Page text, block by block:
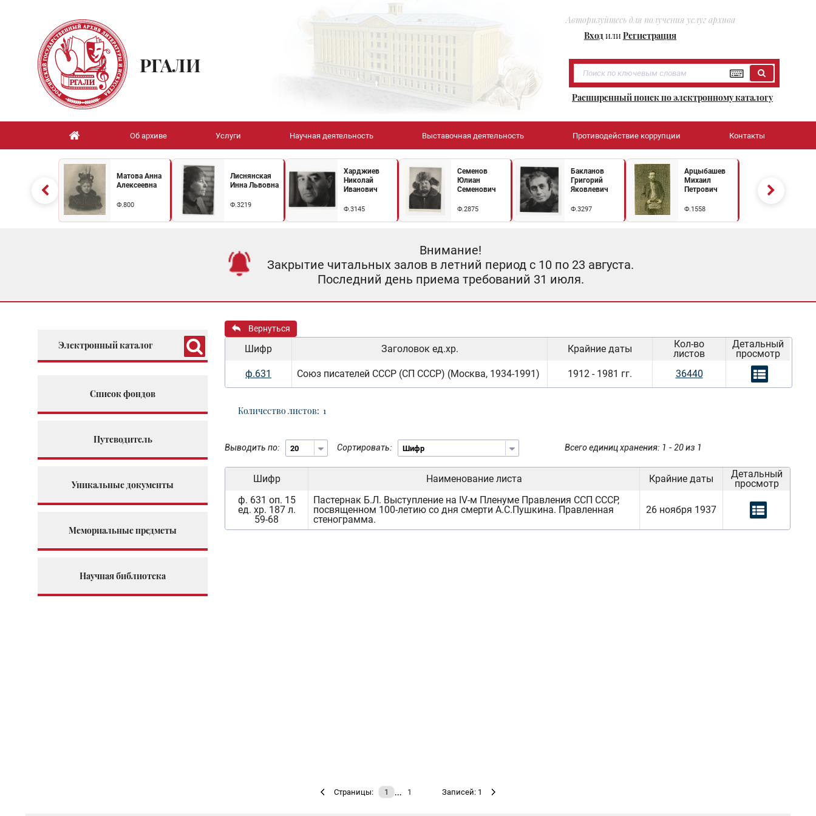
Авторизуйтесь для получения услуг архива
ВходилиРегистрация
РГАЛИ
Расширенный поиск по электронному каталогу
Об архиве Услуги Научная деятельность Выставочная деятельность Противодействие коррупции Контакты
Матова Анна
Алексеевна
Ф.800
Лиснянская
Инна Львовна
Ф.3219
Харджиев
Николай
Иванович
Ф.3145
Семенов
Юлиан
Семенович
Ф.2875
Бакланов
Григорий
Яковлевич
Ф.3297
Арцыбашев
Михаил
Петрович
Ф.1558
Внимание!
Закрытие читальных залов в летний период с 10 по 23 августа.
Последний день приема требований 31 июля.
Электронный каталог
Список фондов
Путеводитель
Уникальные документы
Мемориальные предметы
Научная библиотека
Вернуться
Шифр Заголовок ед.хр. Крайние даты
Кол-во
листов
Детальный
просмотр
ф.631
Союз писателей СССР (СП СССР) (Москва, 1934-1991) 1912 - 1981 гг. 36440
Количество листов: 1
Выводить по: Сортировать: Всего единиц хранения: 1 - 20 из 1
Шифр Наименование листа Крайние даты
Детальный
просмотр
ф. 631 оп. 15
ед. хр. 187 л.
59-68
Пастернак Б.Л. Выступление на IV-м Пленуме Правления ССП СССР,
посвященном 100-летию со дня смерти А.С.Пушкина. Правленная
стенограмма.
26 ноября 1937
Страницы: 1 … 1 Записей: 1